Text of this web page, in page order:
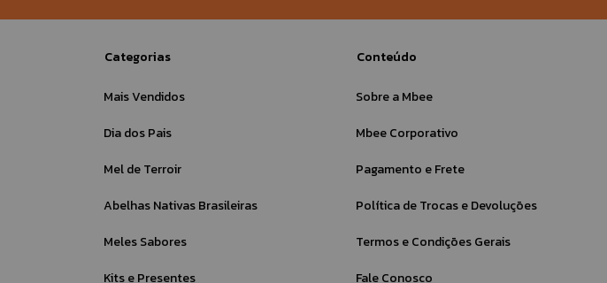
Categorias
Mais Vendidos
Dia dos Pais
Mel de Terroir
Abelhas Nativas Brasileiras
Meles Sabores
Kits e Presentes
Conteúdo
Sobre a Mbee
Mbee Corporativo
Pagamento e Frete
Política de Trocas e Devoluções
Termos e Condições Gerais
Fale Conosco